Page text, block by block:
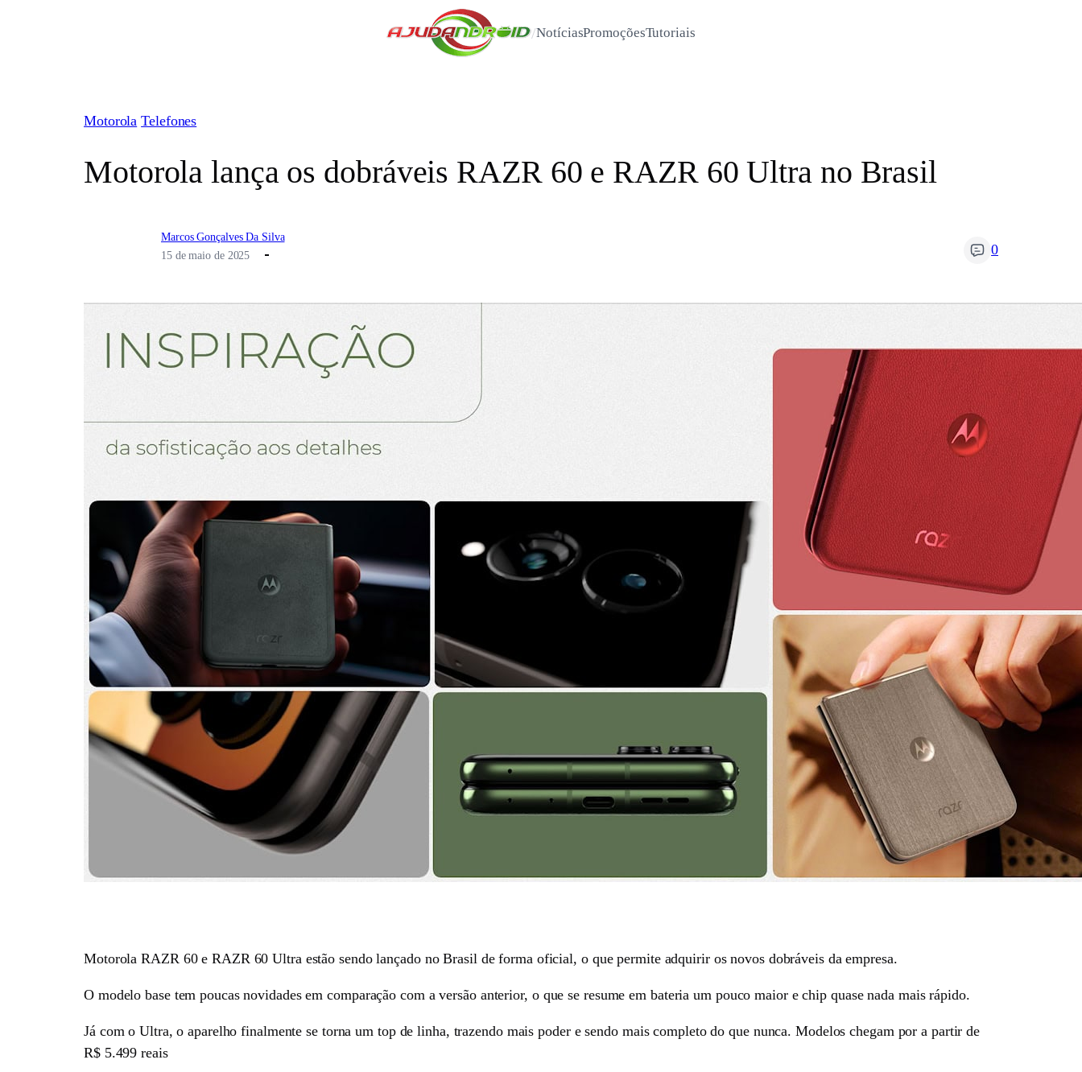
/NotíciasPromoçõesTutoriais
Motorola Telefones
Motorola lança os dobráveis RAZR 60 e RAZR 60 Ultra no Brasil
Marcos Gonçalves Da Silva
15 de maio de 2025
0
Motorola RAZR 60 e RAZR 60 Ultra estão sendo lançado no Brasil de forma oficial, o que permite adquirir os novos dobráveis da empresa.
O modelo base tem poucas novidades em comparação com a versão anterior, o que se resume em bateria um pouco maior e chip quase nada mais rápido.
Já com o Ultra, o aparelho finalmente se torna um top de linha, trazendo mais poder e sendo mais completo do que nunca. Modelos chegam por a partir de
R$ 5.499 reais